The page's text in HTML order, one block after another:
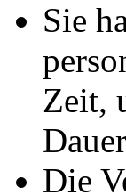
Sie
Zeit,
Die